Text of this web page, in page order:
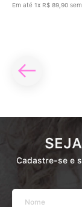
Em até 1x R$ 89 90
Cadastre-se e